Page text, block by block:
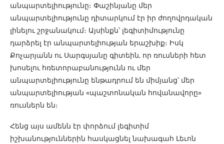
անպարտելիությունը։ Փաշինյանը մեր
անպարտելիությունը դիտարկում էր իր ժողովրդական
լինելու շրջանակում։ Այսինքն՝ լեգիտիմությունը
դարձրել էր անպարտելիության երաշխիք։ Իսկ
Քոչարյանն ու Սարգսյանը գիտեին, որ ռուսների հետ
խոսելու հռետորաբանությունն ու մեր
անպարտելիությունը ենթադրում են միմյանց՝ մեր
անպարտելիության «պաշտոնական հովանավորը»
ռուսներն են։
Հենց այս ամենն էր փորձում լեգիտիմ
իշխանություններին հասկացնել նախագահ Լեւոն